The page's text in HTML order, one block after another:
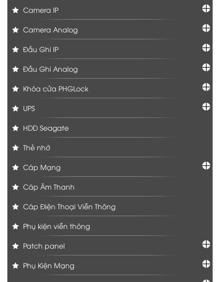
Camera IP
Camera Analog
Đầu Ghi IP
Đầu Ghi Analog
Khóa cửa PHGLock
UPS
HDD Seagate
Thẻ nhớ
Cáp Mạng
Cáp Âm Thanh
Cáp Điện Thoại Viễn Thông
Phụ kiện viễn thông
Patch panel
Phụ Kiện Mạng